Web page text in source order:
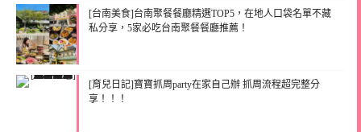
[台南美食]台南聚餐餐廳精選TOP5，在地人口袋名單不藏
私分享，5家必吃台南聚餐餐廳推薦！
[育兒日記]寶寶抓周party在家自己辦 抓周流程超完整分
享！！！